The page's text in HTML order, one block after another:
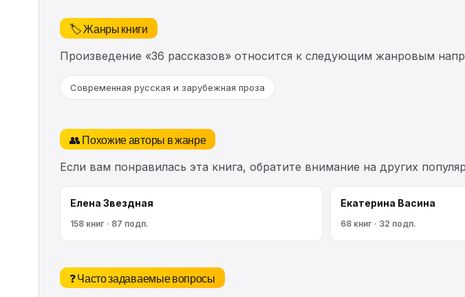
🏷️ Жанры книги
Произведение «36 рассказов» относится к следующим жанровым
Современная русская и зарубежная проза
👥 Похожие авторы в жанре
Если вам понравилась эта книга, обратите внимание на других
Елена Звездная
158 книг · 87 подп.
Екатерина Васина
68 книг · 32 подп.
❓ Часто задаваемые вопросы